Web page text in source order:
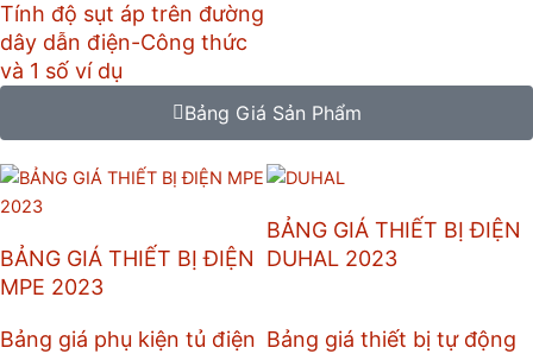
Tính độ sụt áp trên đường
dây dẫn điện-Công thức
và 1 số ví dụ
Bảng Giá Sản Phẩm
BẢNG GIÁ THIẾT BỊ ĐIỆN
MPE 2023
BẢNG GIÁ THIẾT BỊ ĐIỆN
DUHAL 2023
Bảng giá phụ kiện tủ điện Bảng giá thiết bị tự động